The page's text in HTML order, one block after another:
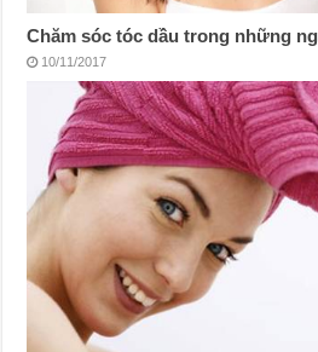
Chăm sóc tóc dầu trong những
10/11/2017